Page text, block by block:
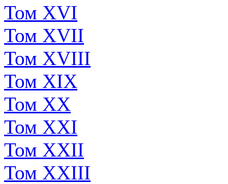
Том XVI
Том XVII
Том XVIII
Том XIX
Том XX
Том XXI
Том XXII
Том XXIII